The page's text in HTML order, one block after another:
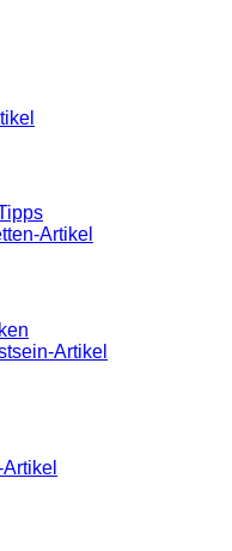
Artikel
Artikel